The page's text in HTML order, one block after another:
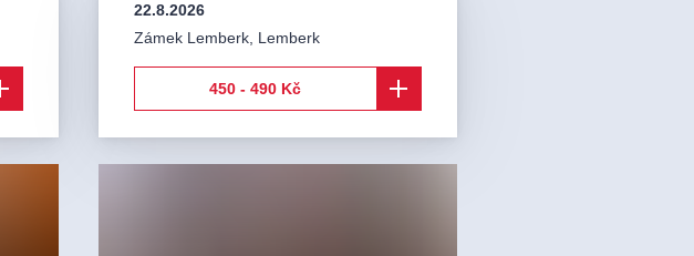
22.8.2026
Zámek Lemberk, Lemberk
450 - 490 Kč